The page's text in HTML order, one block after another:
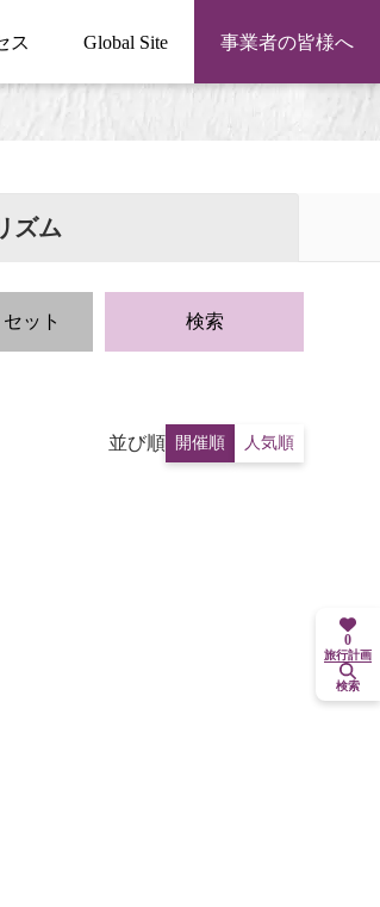
ス Global Site 事業者の皆様へ
ズム
ット 検索
並び順 開催順 人気順
0
旅行計画
検索